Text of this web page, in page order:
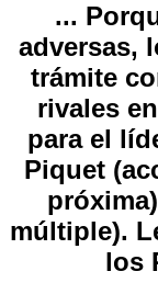
...
adversas,
trámite
rivales
para el
Piquet
múltiple).
los